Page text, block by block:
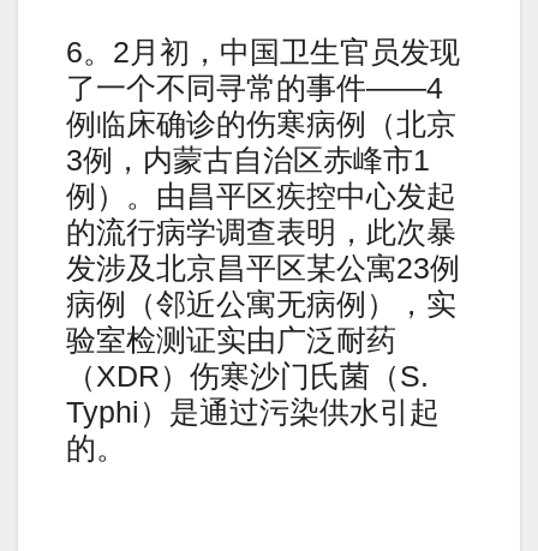
6。2月初，中国卫生官员发现
了一个不同寻常的事件——4
例临床确诊的伤寒病例（北京
3例，内蒙古自治区赤峰市1
例）。由昌平区疾控中心发起
的流行病学调查表明，此次暴
发涉及北京昌平区某公寓23例
病例（邻近公寓无病例），实
验室检测证实由广泛耐药
（XDR）伤寒沙门氏菌（S.
Typhi）是通过污染供水引起
的。